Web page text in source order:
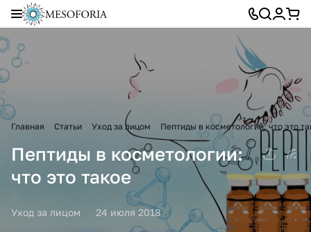
Главная Статьи Уход за лицом Пептиды в косметологии: что это
Пептиды в косметологии:
что это такое
Уход за лицом 24 июля 2018